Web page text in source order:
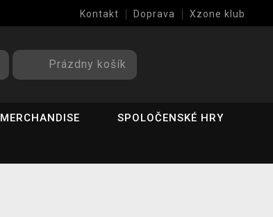
Kontakt Doprava Xzone klub
Prázdny košík
MERCHANDISE SPOLOČENSKÉ HRY